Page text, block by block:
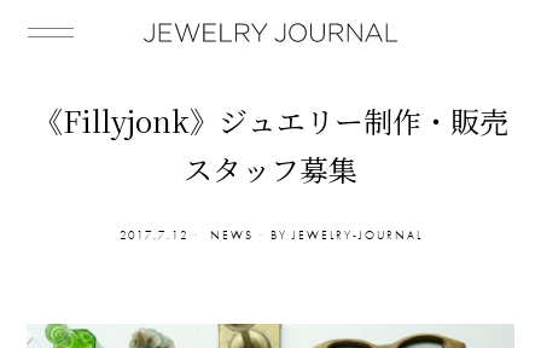
《Fillyjonk》ジュエリー制作・販売
スタッフ募集
2017.7.12 NEWS BY JEWELRY-JOURNAL